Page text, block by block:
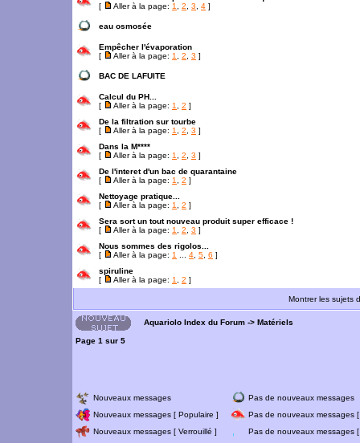
[
Aller à la page: 1 2 3 4 ]
eau osmosée
Empêcher l'évaporation
[
Aller à la page: 1 2 3 ]
BAC DE LAFUITE
Calcul du PH...
[
Aller à la page: 1 2 ]
De la filtration sur tourbe
[
Aller à la page: 1 2 3 ]
Dans la M****
[
Aller à la page: 1 2 3 ]
De l'interet d'un bac de quarantaine
[
Aller à la page: 1 2 ]
Nettoyage pratique...
[
Aller à la page: 1 2 ]
Sera sort un tout nouveau produit super efficace !
[
Aller à la page: 1 2 3 ]
Nous sommes des rigolos...
[
Aller à la page: 1 4 5 6 ]
spiruline
[
Aller à la page: 1 2 ]
Montrer les sujets
Aquariolo Index du Forum -> Matériels
Page 1 sur 5
Nouveaux messages
Pas de nouveaux messages
Nouveaux messages [ Populaire ]
Pas de nouveaux messages
Nouveaux messages [ Verrouillé ]
Pas de nouveaux messages [